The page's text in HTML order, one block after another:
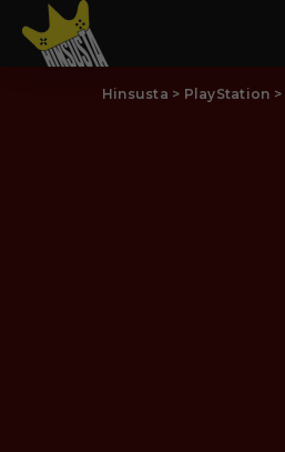
Hinsusta > PlayStation >